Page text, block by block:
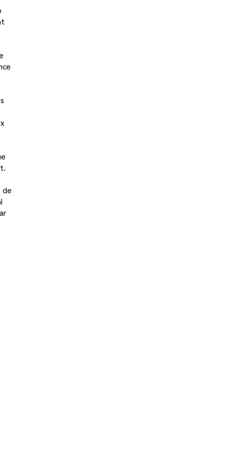
de